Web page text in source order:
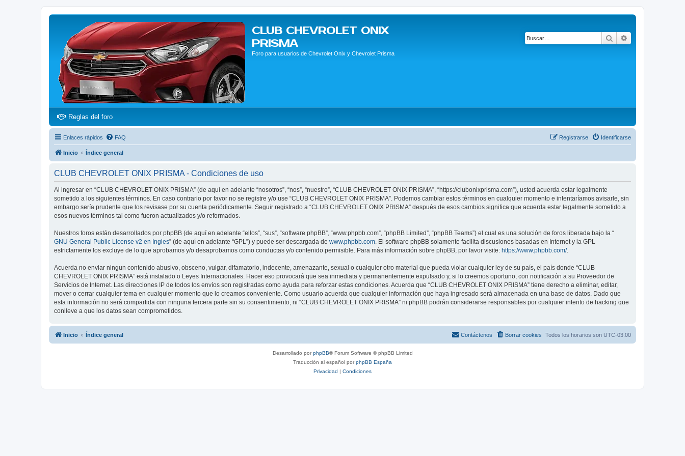
CLUB CHEVROLET ONIX
PRISMA
Foro para usuarios de Chevrolet Onix y Chevrolet Prisma
Buscar
Reglas del foro(Opens a new tab)
Enlaces rápidos FAQ Identificarse
Registrarse
Inicio Índice general
CLUB CHEVROLET ONIX PRISMA - Condiciones de uso
Al ingresar en “CLUB CHEVROLET ONIX PRISMA” (de aquí en adelante “nosotros”, “nos”, “nuestro”, “CLUB CHEVROLET ONIX PRISMA”, “https://clubonixprisma.com”), usted acuerda estar legalmente
sometido a los siguientes términos. En caso contrario por favor no se registre y/o use “CLUB CHEVROLET ONIX PRISMA”. Podemos cambiar estos términos en cualquier momento e intentaríamos avisarle, sin
embargo sería prudente que los revisase por su cuenta periódicamente. Seguir registrado a “CLUB CHEVROLET ONIX PRISMA” después de esos cambios significa que acuerda estar legalmente sometido a
esos nuevos términos tal como fueron actualizados y/o reformados.
Nuestros foros están desarrollados por phpBB (de aquí en adelante “ellos”, “sus”, “software phpBB”, “www.phpbb.com”, “phpBB Limited”, “phpBB Teams”) el cual es una solución de foros liberada bajo la “
GNU General Public License v2 en Ingles” (de aquí en adelante “GPL”) y puede ser descargada de www.phpbb.com. El software phpBB solamente facilita discusiones basadas en Internet y la GPL
estrictamente los excluye de lo que aprobamos y/o desaprobamos como conductas y/o contenido permisible. Para más información sobre phpBB, por favor visite: https://www.phpbb.com/.
Acuerda no enviar ningun contenido abusivo, obsceno, vulgar, difamatorio, indecente, amenazante, sexual o cualquier otro material que pueda violar cualquier ley de su país, el país donde “CLUB
CHEVROLET ONIX PRISMA” está instalado o Leyes Internacionales. Hacer eso provocará que sea inmediata y permanentemente expulsado y, si lo creemos oportuno, con notificación a su Proveedor de
Servicios de Internet. Las direcciones IP de todos los envíos son registradas como ayuda para reforzar estas condiciones. Acuerda que “CLUB CHEVROLET ONIX PRISMA” tiene derecho a eliminar, editar,
mover o cerrar cualquier tema en cualquier momento que lo creamos conveniente. Como usuario acuerda que cualquier información que haya ingresado será almacenada en una base de datos. Dado que
esta información no será compartida con ninguna tercera parte sin su consentimiento, ni “CLUB CHEVROLET ONIX PRISMA” ni phpBB podrán considerarse responsables por cualquier intento de hacking que
conlleve a que los datos sean comprometidos.
Inicio Índice general Todos los horarios son UTC-03:00
Borrar cookies
Contáctenos
Desarrollado porphpBB® Forum Software © phpBB Limited
Traducción al español porphpBB España
Privacidad | Condiciones